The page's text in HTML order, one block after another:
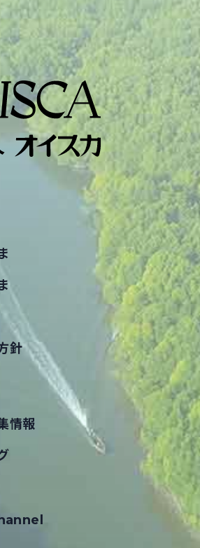
針
情報